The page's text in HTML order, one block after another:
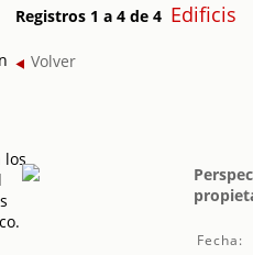
los
Registros 1 a 4 de 4 Edificis
Volver
Fecha: